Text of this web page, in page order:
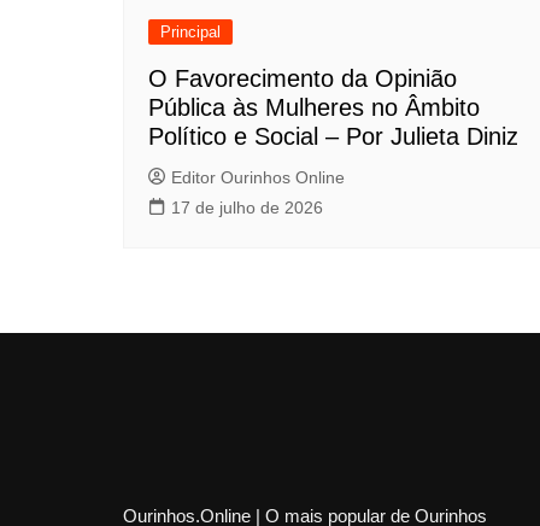
Principal
O Favorecimento da Opinião
Pública às Mulheres no Âmbito
Político e Social – Por Julieta Diniz
Editor Ourinhos Online
17 de julho de 2026
Ourinhos.Online | O mais popular de Ourinhos